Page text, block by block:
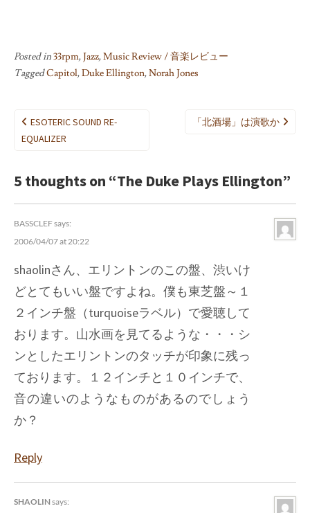
Posted in33rpm,Jazz,Music Review / 音楽レビュー
TaggedCapitol,Duke Ellington,Norah Jones
Post
navigation
ESOTERIC SOUND RE-
EQUALIZER
「北酒場」は演歌か
5 thoughts on “The Duke Plays Ellington”
BASSCLEFsays:
2006/04/07 at 20:22
shaolinさん、エリントンのこの盤、渋いけ
どとてもいい盤ですよね。僕も東芝盤～１
２インチ盤（turquoiseラベル）で愛聴して
おります。山水画を見てるような・・・シ
ンとしたエリントンのタッチが印象に残っ
ております。１２インチと１０インチで、
音の違いのようなものがあるのでしょう
か？
Reply
SHAOLINsays: